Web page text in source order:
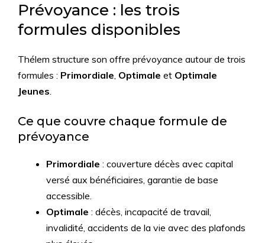
Prévoyance : les trois
formules disponibles
Thélem structure son offre prévoyance autour de trois
formules : Primordiale, Optimale et Optimale
Jeunes.
Ce que couvre chaque formule de
prévoyance
Primordiale : couverture décès avec capital
versé aux bénéficiaires, garantie de base
accessible.
Optimale : décès, incapacité de travail,
invalidité, accidents de la vie avec des plafonds